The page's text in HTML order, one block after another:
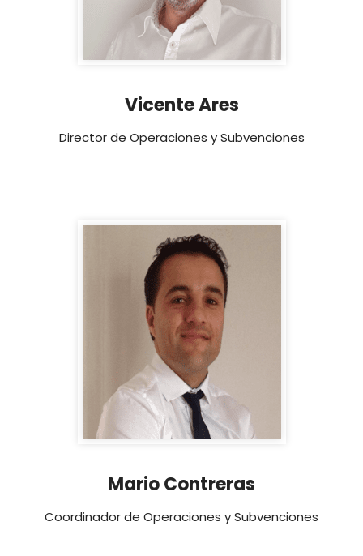
Vicente Ares
Director de Operaciones y Subvenciones
Mario Contreras
Coordinador de Operaciones y Subvenciones